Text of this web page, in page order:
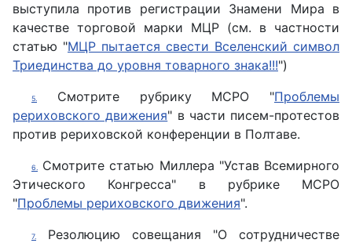
выступила против регистрации Знамени Мира в
качестве торговой марки МЦР (см. в частности
статью "МЦР пытается свести Вселенский символ
Триединства до уровня товарного знака!!!")
5. Смотрите рубрику МСРО "Проблемы
рериховского движения" в части писем-протестов
против рериховской конференции в Полтаве.
6.
Смотрите статью Миллера "Устав Всемирного
Этического Конгресса" в рубрике МСРО
"Проблемы рериховского движения".
7.
Резолюцию совещания "О сотрудничестве